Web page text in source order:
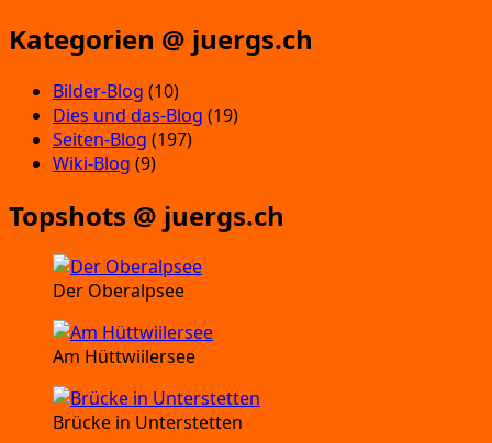
Kategorien @ juergs.ch
Bilder-Blog (10)
Dies und das-Blog (19)
Seiten-Blog (197)
Wiki-Blog (9)
Topshots @ juergs.ch
Der Oberalpsee
Am Hüttwiilersee
Brücke in Unterstetten